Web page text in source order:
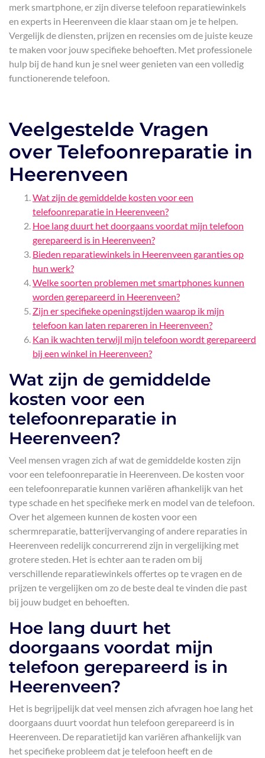
merk smartphone, er zijn diverse telefoon reparatiewinkels
en experts in Heerenveen die klaar staan om je te helpen.
Vergelijk de diensten, prijzen en recensies om de juiste keuze
te maken voor jouw specifieke behoeften. Met professionele
hulp bij de hand kun je snel weer genieten van een volledig
functionerende telefoon.
Veelgestelde Vragen
over Telefoonreparatie in
Heerenveen
Wat zijn de gemiddelde kosten voor een
telefoonreparatie in Heerenveen?
Hoe lang duurt het doorgaans voordat mijn telefoon
gerepareerd is in Heerenveen?
Bieden reparatiewinkels in Heerenveen garanties op
hun werk?
Welke soorten problemen met smartphones kunnen
worden gerepareerd in Heerenveen?
Zijn er specifieke openingstijden waarop ik mijn
telefoon kan laten repareren in Heerenveen?
Kan ik wachten terwijl mijn telefoon wordt gerepareerd
bij een winkel in Heerenveen?
Wat zijn de gemiddelde
kosten voor een
telefoonreparatie in
Heerenveen?
Veel mensen vragen zich af wat de gemiddelde kosten zijn
voor een telefoonreparatie in Heerenveen. De kosten voor
een telefoonreparatie kunnen variëren afhankelijk van het
type schade en het specifieke merk en model van de telefoon.
Over het algemeen kunnen de kosten voor een
schermreparatie, batterijvervanging of andere reparaties in
Heerenveen redelijk concurrerend zijn in vergelijking met
grotere steden. Het is echter aan te raden om bij
verschillende reparatiewinkels offertes op te vragen en de
prijzen te vergelijken om zo de beste deal te vinden die past
bij jouw budget en behoeften.
Hoe lang duurt het
doorgaans voordat mijn
telefoon gerepareerd is in
Heerenveen?
Het is begrijpelijk dat veel mensen zich afvragen hoe lang het
doorgaans duurt voordat hun telefoon gerepareerd is in
Heerenveen. De reparatietijd kan variëren afhankelijk van
het specifieke probleem dat je telefoon heeft en de